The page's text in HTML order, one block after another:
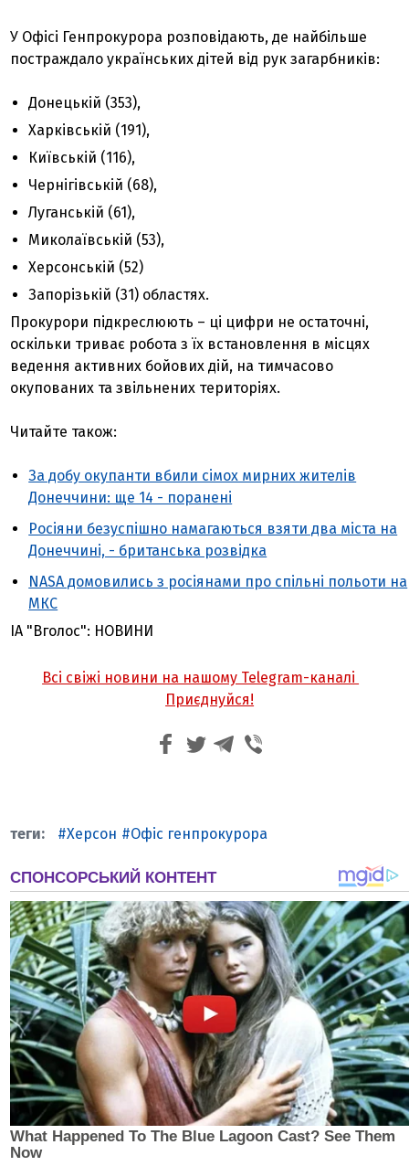
У Офісі Генпрокурора розповідають, де найбільше
постраждало українських дітей від рук загарбників:
Донецькій (353),
Харківській (191),
Київській (116),
Чернігівській (68),
Луганській (61),
Миколаївській (53),
Херсонській (52)
Запорізькій (31) областях.
Прокурори підкреслюють – ці цифри не остаточні,
оскільки триває робота з їх встановлення в місцях
ведення активних бойових дій, на тимчасово
окупованих та звільнених територіях.
Читайте також:
За добу окупанти вбили сімох мирних жителів
Донеччини: ще 14 - поранені
Росіяни безуспішно намагаються взяти два міста на
Донеччині, - британська розвідка
NASA домовились з росіянами про спільні польоти на
МКС
ІА "Вголос": НОВИНИ
Всі свіжі новини на нашому Telegram-каналі
Приєднуйся!
Херсон Офіс генпрокурора